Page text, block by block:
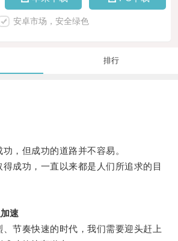
安卓市场，安全绿色
排行
但成功的道路并不容易。
功，一直以来都是人们所追求的目
速
奏快速的时代，我们需要迎头赶上